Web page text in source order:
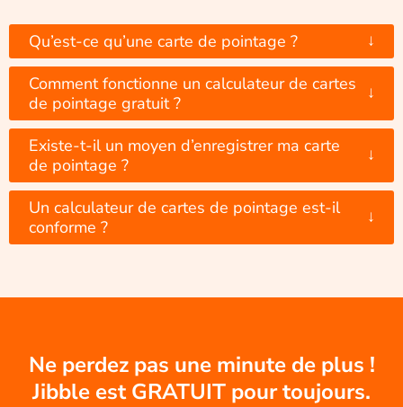
Qu’est-ce qu’une carte de pointage ? ↓
Comment fonctionne un calculateur de cartes
de pointage gratuit ?
↓
Existe-t-il un moyen d’enregistrer ma carte
de pointage ?
↓
Un calculateur de cartes de pointage est-il
conforme ?
↓
Ne perdez pas une minute de plus !
Jibble est GRATUIT pour toujours.